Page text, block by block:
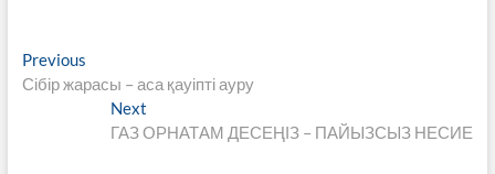
Навигация
по
записям
PreviousPrevious
post:
Сібір жарасы – аса қауіпті ауру
Next
post:
ГАЗ ОРНАТАМ ДЕСЕҢІЗ – ПАЙЫЗСЫЗ НЕСИЕ